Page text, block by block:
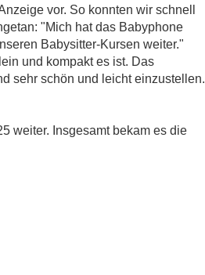
vor. So konnten wir schnell
"Mich hat das Babyphone
Babysitter-Kursen weiter."
und kompakt es ist. Das
sehr schön und leicht einzustellen.
weiter. Insgesamt bekam es die